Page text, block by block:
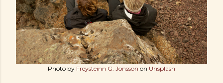
Photo by Freysteinn G. Jonsson on Unsplash